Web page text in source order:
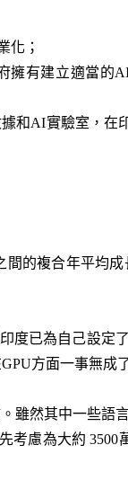
化；
擁有建立適當的
和AI實驗室，在
的複合年平均成
度已為自己設定
方面一事無成
雖然其中一些語
考慮為大約 3500